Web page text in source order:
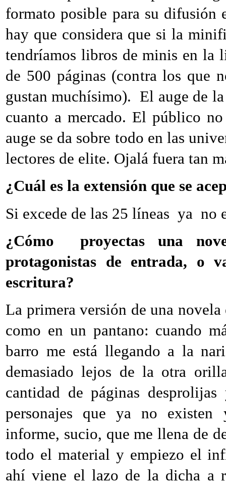
formato posible para su difusión
hay que considera que si la
tendríamos libros de minis en la
de 500 páginas (contra los que
gustan muchísimo). El auge de
cuanto a mercado. El público
auge se da sobre todo en las
lectores de elite. Ojalá fuera tan
¿Cuál es la extensión que se
Si excede de las 25 líneas ya no
¿Cómo proyectas una
protagonistas de entrada, o
escritura?
La primera versión de una
como en un pantano: cuando
barro me está llegando a la
demasiado lejos de la otra
cantidad de páginas
personajes que ya no existen
informe, sucio, que me llena de
todo el material y empiezo el
ahí viene el lazo de la dicha a